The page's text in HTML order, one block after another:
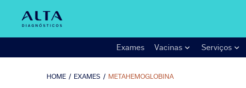
Exames Vacinas Serviços
HOME / EXAMES / METAHEMOGLOBINA